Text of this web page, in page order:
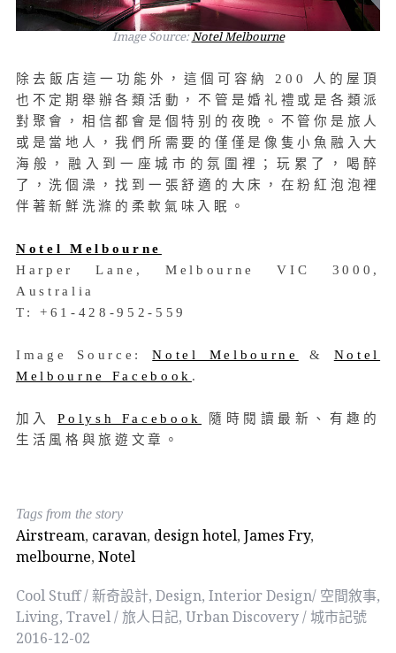
Image Source:Notel Melbourne
除去飯店這一功能外，這個可容納 200 人的屋頂
也不定期舉辦各類活動，不管是婚礼禮或是各類派
對聚會，相信都會是個特别的夜晚。不管你是旅人
或是當地人，我們所需要的僅僅是像隻小魚融入大
海般，融入到一座城市的氛圍裡；玩累了，喝醉
了，洗個澡，找到一張舒適的大床，在粉紅泡泡裡
伴著新鮮洗滌的柔軟氣味入眠。
Notel Melbourne
Harper Lane, Melbourne VIC 3000,
Australia
T: +61-428-952-559
Image Source:Notel Melbourne & Notel
Melbourne Facebook .
加入Polysh Facebook
隨時閱讀最新、有趣的
生活風格與旅遊文章。
Tags from the story
Airstream, caravan, design hotel, James Fry,
melbourne, Notel
Cool Stuff / 新奇設計, Design, Interior Design/ 空間敘事,
Living, Travel / 旅人日記, Urban Discovery / 城市記號
2016-12-02